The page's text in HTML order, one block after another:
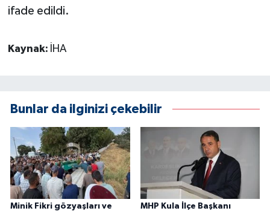
ifade edildi.
Kaynak: İHA
Bunlar da ilginizi çekebilir
Minik Fikri gözyaşları ve MHP Kula İlçe Başkanı